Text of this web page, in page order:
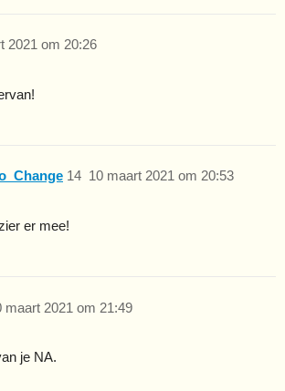
2021 om 20:26
10 maart 2021 om 20:53
14
er mee!
maart 2021 om 21:49
je NA.